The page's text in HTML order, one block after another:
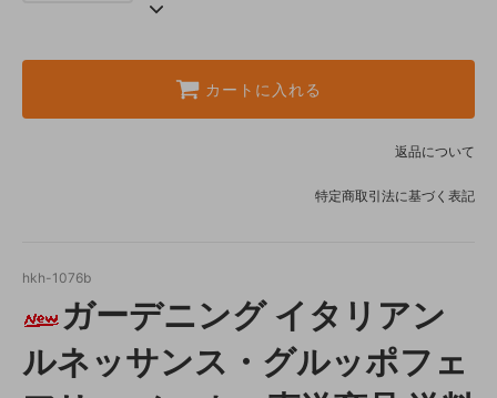
カートに入れる
返品について
特定商取引法に基づく表記
hkh-1076b
ガーデニング イタリアン
ルネッサンス・グルッポフェ